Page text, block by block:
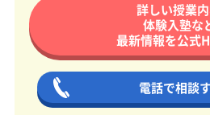
詳しい授業
体験入塾な
最新情報を公式
電話で相談